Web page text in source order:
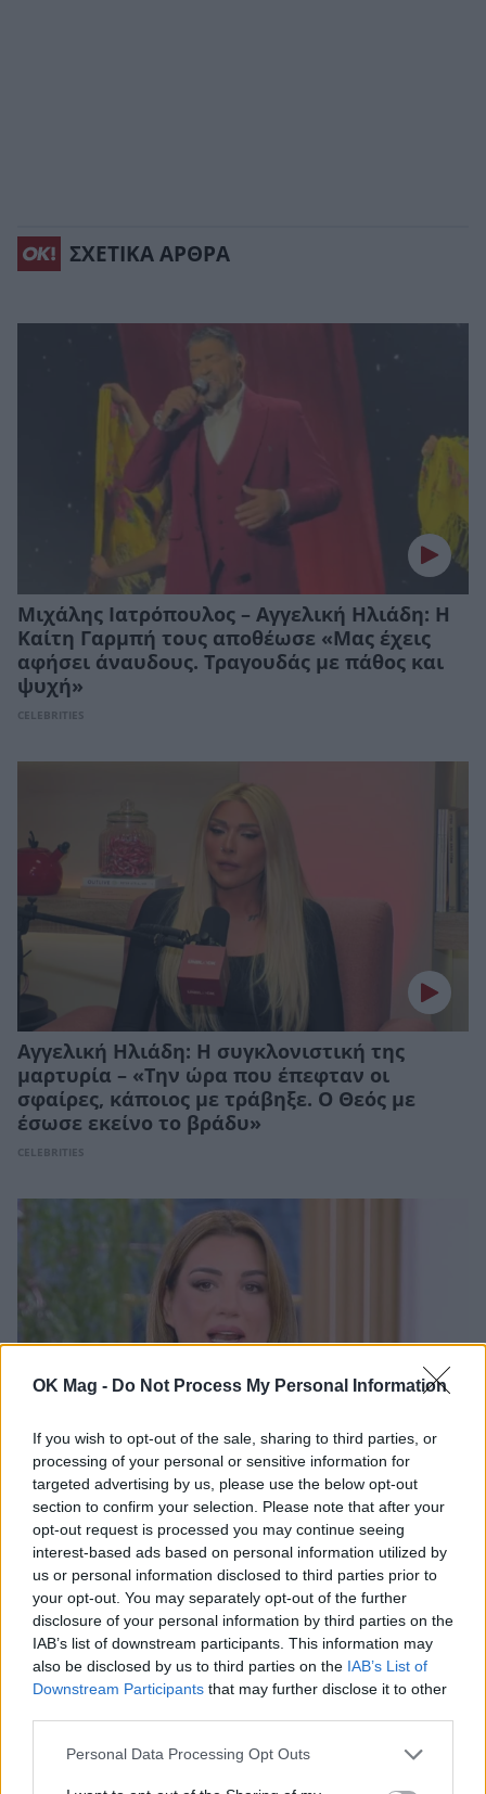
OK Mag - Do Not Process My Personal Information
If you wish to opt-out of the sale, sharing to third parties, or
processing of your personal or sensitive information for
targeted advertising by us, please use the below opt-out
section to confirm your selection. Please note that after your
opt-out request is processed you may continue seeing
interest-based ads based on personal information utilized by
us or personal information disclosed to third parties prior to
your opt-out. You may separately opt-out of the further
disclosure of your personal information by third parties on the
IAB’s list of downstream participants. This information may
also be disclosed by us to third parties on the IAB’s List of
Downstream Participants that may further disclose it to other
Personal Data Processing Opt Outs
ΣΧΕΤΙΚΑ ΑΡΘΡΑ
Μιχάλης Ιατρόπουλος – Αγγελική Ηλιάδη: Η
Καίτη Γαρμπή τους αποθέωσε «Μας έχεις
αφήσει άναυδους. Τραγουδάς με πάθος και
ψυχή»
CELEBRITIES
Αγγελική Ηλιάδη: Η συγκλονιστική της
μαρτυρία – «Την ώρα που έπεφταν οι
σφαίρες, κάποιος με τράβηξε. Ο Θεός με
έσωσε εκείνο το βράδυ»
CELEBRITIES
Ελίνα Παπίλα για Αγγελική Ηλιάδη: «Mπορεί
να τα αποδείξει όλα. Aν χρειαστεί θα το
κάνει»